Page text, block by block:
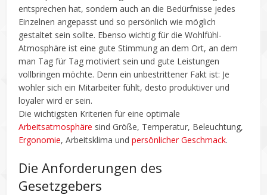
entsprechen hat, sondern auch an die Bedürfnisse jedes
Einzelnen angepasst und so persönlich wie möglich
gestaltet sein sollte. Ebenso wichtig für die Wohlfühl-
Atmosphäre ist eine gute Stimmung an dem Ort, an dem
man Tag für Tag motiviert sein und gute Leistungen
vollbringen möchte. Denn ein unbestrittener Fakt ist: Je
wohler sich ein Mitarbeiter fühlt, desto produktiver und
loyaler wird er sein.
Die wichtigsten Kriterien für eine optimale
Arbeitsatmosphäre sind Größe, Temperatur, Beleuchtung,
Ergonomie, Arbeitsklima undpersönlicher Geschmack.
Die Anforderungen des
Gesetzgebers